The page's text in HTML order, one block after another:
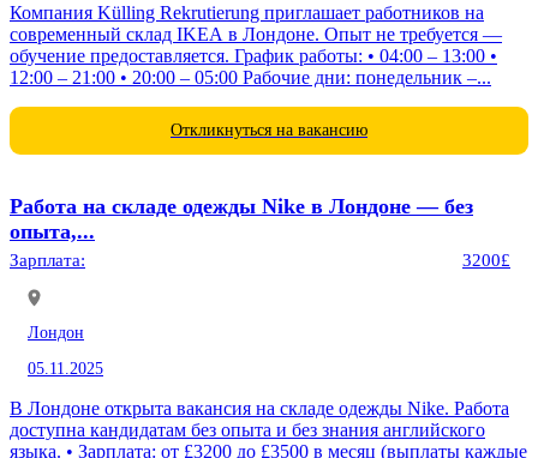
Компания Külling Rekrutierung приглашает работников на
современный склад IKEA в Лондоне. Опыт не требуется —
обучение предоставляется. График работы: • 04:00 – 13:00 •
12:00 – 21:00 • 20:00 – 05:00 Рабочие дни: понедельник –...
Откликнуться на вакансию
Работа на складе одежды Nike в Лондоне — без
опыта,...
Зарплата: 3200£
Лондон
05.11.2025
В Лондоне открыта вакансия на складе одежды Nike. Работа
доступна кандидатам без опыта и без знания английского
языка. • Зарплата: от £3200 до £3500 в месяц (выплаты каждые